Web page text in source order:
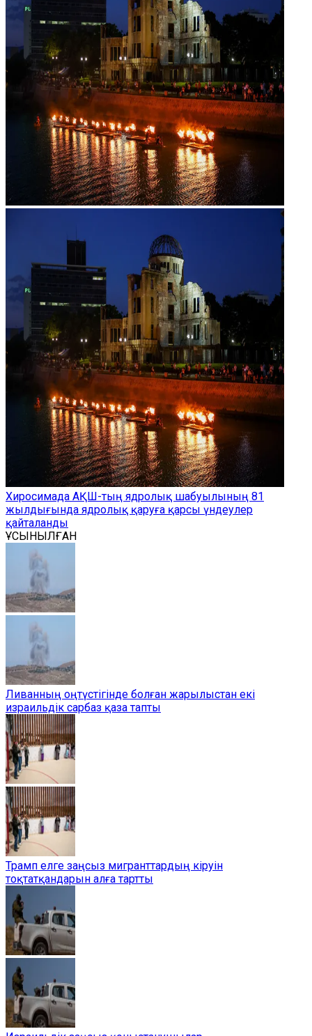
Хиросимада АҚШ-тың ядролық шабуылының 81
жылдығында ядролық қаруға қарсы үндеулер
қайталанды
ҰСЫНЫЛҒАН
Ливанның оңтүстігінде болған жарылыстан екі
израильдік сарбаз қаза тапты
Трамп елге заңсыз мигранттардың кіруін
тоқтатқандарын алға тартты